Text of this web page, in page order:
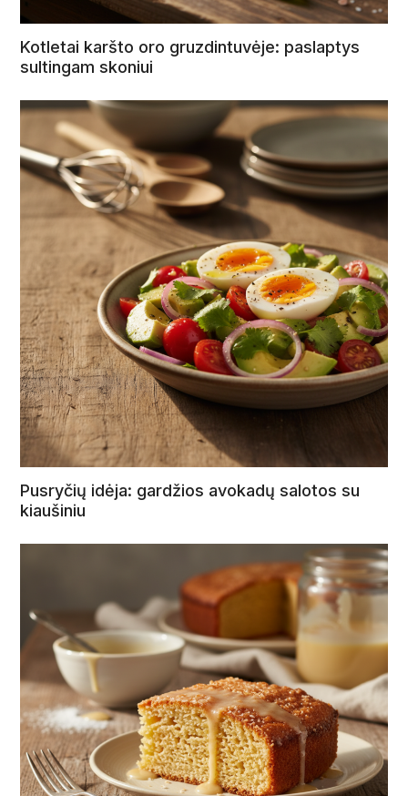
Kotletai karšto oro gruzdintuvėje: paslaptys
sultingam skoniui
Pusryčių idėja: gardžios avokadų salotos su
kiaušiniu